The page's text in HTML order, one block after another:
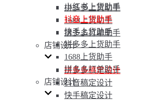
拼多多上货助手
1688上货助手
拼多多打单助手
店铺设计
拼多多稿定设计
抖音稿定设计
快手稿定设计
小红书上货助手
抖音上货助手
快手上货助手
拼多多上货助手
1688上货助手
拼多多打单助手
店铺设计